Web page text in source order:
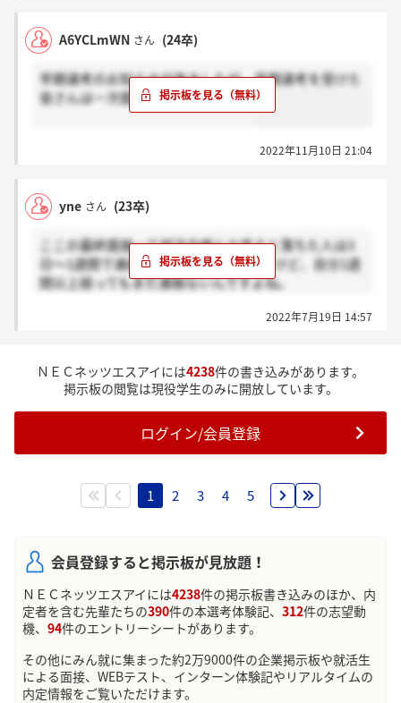
A6YCLmWN さん (24卒)
早期選考のお知らせが来ましたが、早期選考を受けた
皆さんは一次面接はいつでしたか？
2022年11月10日 21:04
yne さん (23卒)
ここの最終面接って就活会議とか見ると落ちた人は3
日～1週間で連絡来てるみたいなんですけど、自分1週
間以上経ってもまだ連絡ないんですよね。
えられる方だけでいいのですがお祈りメールどのぐら
2022年7月19日 14:57
ＮＥＣネッツエスアイには4238件の書き込みがあります。
掲示板の閲覧は現役学生のみに開放しています。
ログイン/会員登録
1 2 3 4 5
会員登録すると掲示板が見放題！
ＮＥＣネッツエスアイには4238件の掲示板書き込みのほか、内
定者を含む先輩たちの390件の本選考体験記、 312件の志望動
機、 94件のエントリーシートがあります。
その他にみん就に集まった約2万9000件の企業掲示板や就活生
による面接、WEBテスト、インターン体験記やリアルタイムの
内定情報をご覧いただけます。